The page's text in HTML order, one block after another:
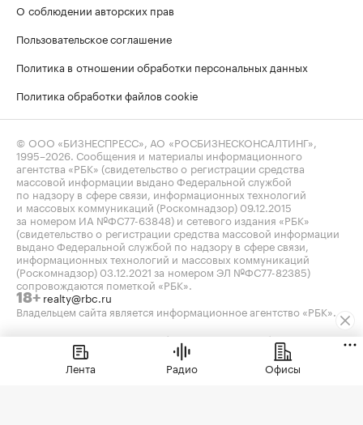
О соблюдении авторских прав
Пользовательское соглашение
Политика в отношении обработки персональных данных
Политика обработки файлов cookie
© ООО «БИЗНЕСПРЕСС», АО «РОСБИЗНЕСКОНСАЛТИНГ»,
1995–2026 . Сообщения и материалы информационного
агентства «РБК» (свидетельство о регистрации средства
массовой информации выдано Федеральной службой
по надзору в сфере связи, информационных технологий
и массовых коммуникаций (Роскомнадзор) 09.12.2015
за номером ИА №ФС77-63848) и сетевого издания «РБК»
(свидетельство о регистрации средства массовой информации
выдано Федеральной службой по надзору в сфере связи,
информационных технологий и массовых коммуникаций
(Роскомнадзор) 03.12.2021 за номером ЭЛ №ФС77-82385)
сопровождаются пометкой «РБК».
18+ realty@rbc.ru
Владельцем сайта является информационное агентство «РБК».
Мосбиржа
Санкт-Петербургская
Индексы облигаций предоставлены Cbonds.
Лента Радио Офисы